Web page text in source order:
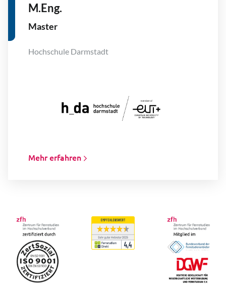
M.Eng.
Master
Hochschule Darmstadt
Mehr erfahren